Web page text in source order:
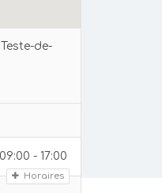
de-
09:00 - 17:00
Horaires